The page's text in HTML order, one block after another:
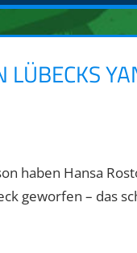
haben Hansa
geworfen – das